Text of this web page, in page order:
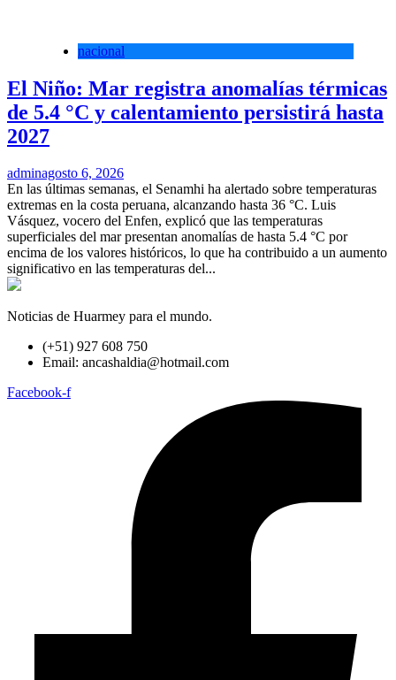
nacional
El Niño: Mar registra anomalías térmicas
de 5.4 °C y calentamiento persistirá hasta
2027
adminagosto 6, 2026
En las últimas semanas, el Senamhi ha alertado sobre temperaturas
extremas en la costa peruana, alcanzando hasta 36 °C. Luis
Vásquez, vocero del Enfen, explicó que las temperaturas
superficiales del mar presentan anomalías de hasta 5.4 °C por
encima de los valores históricos, lo que ha contribuido a un aumento
significativo en las temperaturas del...
Noticias de Huarmey para el mundo.
(+51) 927 608 750
Email: ancashaldia@hotmail.com
Facebook-f